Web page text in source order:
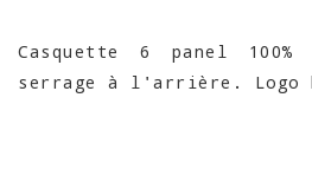
Casquette 6 panel
serrage à l'arrière. Logo